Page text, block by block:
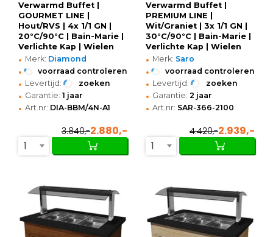
Verwarmd Buffet |
GOURMET LINE |
Hout/RVS | 4x 1/1 GN |
20°C/90°C | Bain-Marie |
Verlichte Kap | Wielen
(Geremd) |
1440x950x1370(h)mm
• Merk: Diamond
• voorraad controleren
• Levertijd: zoeken
• Garantie: 1 jaar
• Art.nr: DIA-BBM/4N-A1
3.840,-2.880,-
1
Verwarmd Buffet |
PREMIUM LINE |
Wit/Graniet | 3x 1/1 GN |
30°C/90°C | Bain-Marie |
Verlichte Kap | Wielen
(Geremd) |
1300x880x1350(h)mm
• Merk: Saro
• voorraad controleren
• Levertijd: zoeken
• Garantie: 2 jaar
• Art.nr: SAR-366-2100
4.420,-2.939,-
1